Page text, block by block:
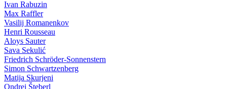
Ivan Ra­bu­zin
Max Raffler
Vasilij Romanenkov
Henri Rousseau
Aloys Sauter
Sava Sekulić
Friedrich Schröder-Sonnenstern
Simon Schwartzenberg
Matija Skurjeni
Ondrej Šteberl